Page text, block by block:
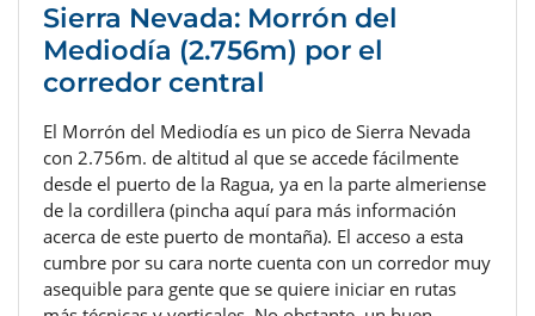
Sierra Nevada: Morrón del
Mediodía (2.756m) por el
corredor central
El Morrón del Mediodía es un pico de Sierra Nevada
con 2.756m. de altitud al que se accede fácilmente
desde el puerto de la Ragua, ya en la parte almeriense
de la cordillera (pincha aquí para más información
acerca de este puerto de montaña). El acceso a esta
cumbre por su cara norte cuenta con un corredor muy
asequible para gente que se quiere iniciar en rutas